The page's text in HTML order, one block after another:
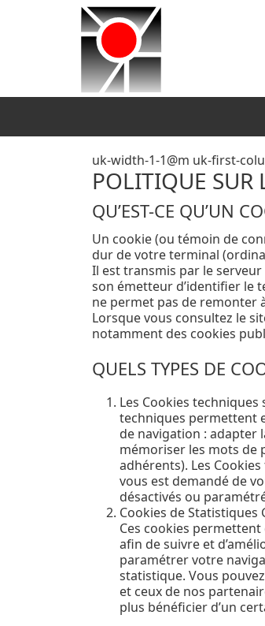
uk-width-1-1@m uk-first-
POLITIQUE SUR
QU’EST-CE QU’UN
Un cookie (ou témoin de
dur de votre terminal
Il est transmis par le
son émetteur d’identifier le
ne permet pas de remonter
Lorsque vous consultez le
notamment des cookies
QUELS TYPES DE
Les Cookies techniques
techniques permettent
de navigation : adapter
mémoriser les mots de
adhérents). Les
vous est demandé de
désactivés ou
Cookies de Statistiques
Ces cookies permettent
afin de suivre et
paramétrer votre
statistique. Vous
et ceux de nos
plus bénéficier d’un